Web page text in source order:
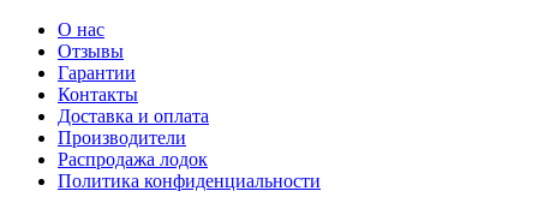
О нас
Отзывы
Гарантии
Контакты
Доставка и оплата
Производители
Распродажа лодок
Политика конфиденциальности